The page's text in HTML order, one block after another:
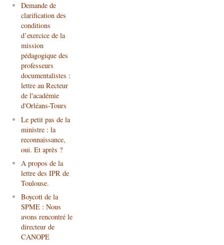
Demande de
clarification des
conditions
d’exercice de la
mission
pédagogique des
professeurs
documentalistes :
lettre au Recteur
de l'académie
d'Orléans-Tours
Le petit pas de la
ministre : la
reconnaissance,
oui. Et après ?
A propos de la
lettre des IPR de
Toulouse.
Boycott de la
SPME : Nous
avons rencontré le
directeur de
CANOPE